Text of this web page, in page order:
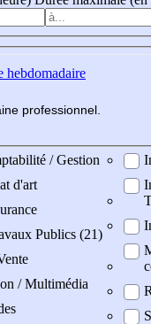
hebdomadaire
professionnel
/ Gestion
d'art
Publics (21)
/ Multimédia